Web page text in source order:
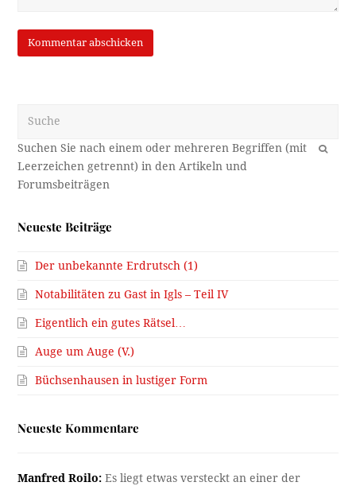
OK
Neueste Beiträge
Der unbekannte Erdrutsch (1)
Notabilitäten zu Gast in Igls – Teil IV
Eigentlich ein gutes Rätsel…
Auge um Auge (V.)
Büchsenhausen in lustiger Form
Neueste Kommentare
Manfred Roilo: Es liegt etwas versteckt an einer der